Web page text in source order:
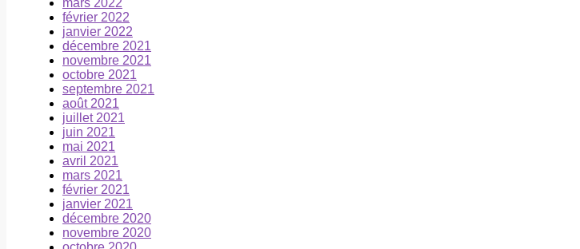
mars 2022
février 2022
janvier 2022
décembre 2021
novembre 2021
octobre 2021
septembre 2021
août 2021
juillet 2021
juin 2021
mai 2021
avril 2021
mars 2021
février 2021
janvier 2021
décembre 2020
novembre 2020